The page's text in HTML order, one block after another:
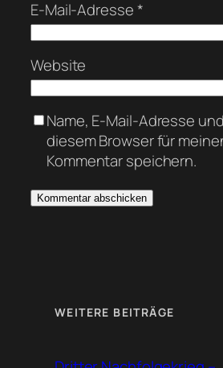
E-Mail-Adresse*
Website
Name, E-Mail-Adresse
diesem Browser für
Kommentar speichern.
WEITERE BEITRÄGE